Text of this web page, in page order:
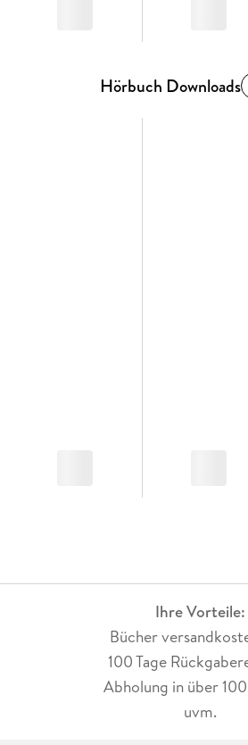
Hörbuch Downloads
Ihre Vorteile:
Bücher
100 Tage
Abholung in über
uvm.